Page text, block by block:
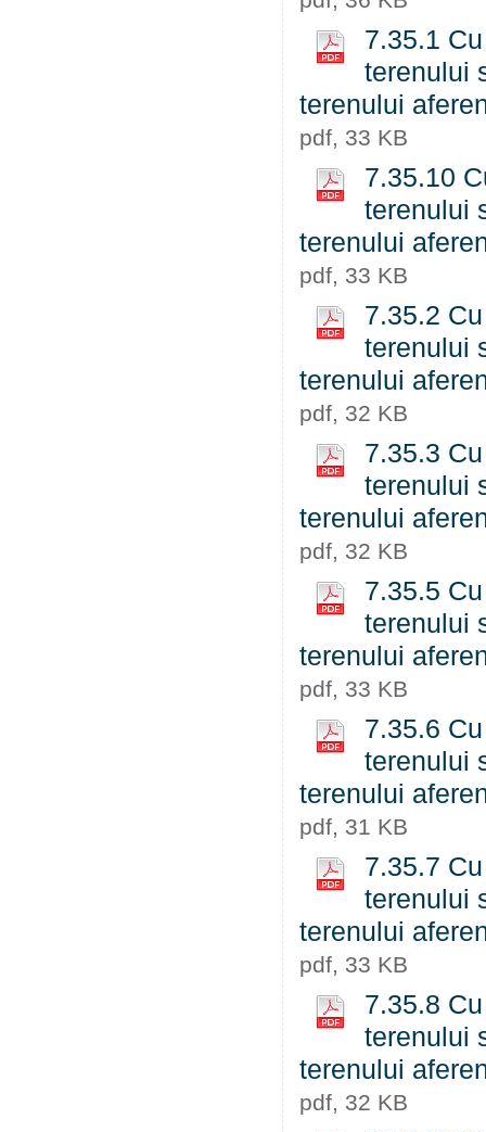
7.35.1
terenului
terenului
pdf, 33 KB
7.35.10
terenului
terenului
pdf, 33 KB
7.35.2
terenului
terenului
pdf, 32 KB
7.35.3
terenului
terenului
pdf, 32 KB
7.35.5
terenului
terenului
pdf, 33 KB
7.35.6
terenului
terenului
pdf, 31 KB
7.35.7
terenului
terenului
pdf, 33 KB
7.35.8
terenului
terenului
pdf, 32 KB